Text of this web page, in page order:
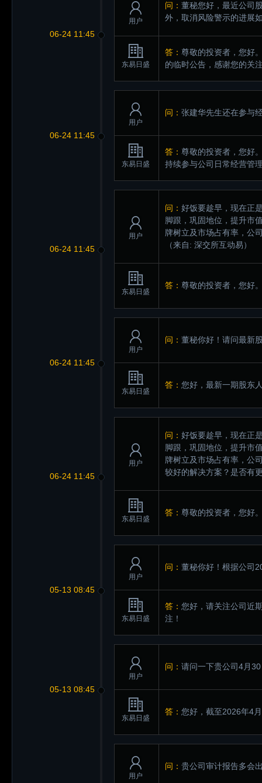
06-24 11:45
用户
问： 董秘您好，最近公司
外，取消风险警示的进展
东易日盛
答： 尊敬的投资者，您好
的临时公告，感谢您的关
06-24 11:45
用户
问： 张建华先生还在参与
东易日盛
答： 尊敬的投资者，您好
持续参与公司日常经营管
06-24 11:45
用户
问： 好饭要趁早，现在正
脚跟，巩固地位，提升市
牌树立及市场占有率，公
（来自: 深交所互动易）
东易日盛
答： 尊敬的投资者，您好
06-24 11:45
用户
问： 董秘你好！请问最新
东易日盛
答： 您好，最新一期股东
06-24 11:45
用户
问： 好饭要趁早，现在正
脚跟，巩固地位，提升市
牌树立及市场占有率，公
较好的解决方案？是否有
东易日盛
答： 尊敬的投资者，您好
05-13 08:45
用户
问： 董秘你好！根据公司
东易日盛
答： 您好，请关注公司近
注！
05-13 08:45
用户
问： 请问一下贵公司4月
东易日盛
答： 您好，截至2026年4
用户
问： 贵公司审计报告多会